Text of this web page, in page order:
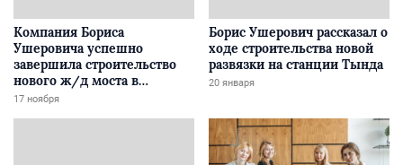
Компания Бориса
Ушеровича успешно
завершила строительство
нового ж/д моста в
Забайкалье
17 ноября
Борис Ушерович рассказал о
ходе строительства новой
развязки на станции Тында
20 января